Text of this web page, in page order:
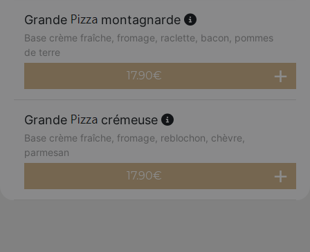
Grande montagnarde
Base crème fraîche, fromage, raclette, bacon, pommes
de terre
17.90€
Grande crémeuse
Base crème fraîche, fromage, reblochon, chèvre,
parmesan
17.90€